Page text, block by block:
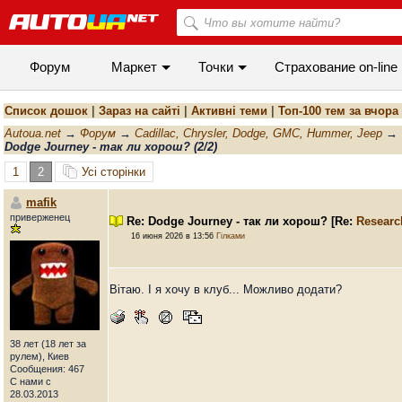
Форум Маркет Точки Cтрахование on-line
Список дошок Зараз на сайті Активні теми Топ-100 тем за вчора
Autoua.net → Форум → Cadillac, Chrysler, Dodge, GMC, Hummer, Jeep →
Dodge Journey - так ли хорош? (2/2)
1
2 Усі сторінки
mafik
приверженец
38 лет (18 лет за
рулем), Киев
Сообщения: 467
С нами с
28.03.2013
Re: Dodge Journey - так ли хорош? [Re:
16 июня 2026 в 13:56 Гілками
Вітаю. І я хочу в клуб... Можливо додати?